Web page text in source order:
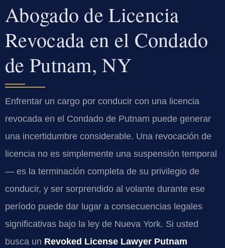
Abogado de Licencia
Revocada en el Condado
de Putnam, NY
Enfrentar un cargo por conducir con una licencia
revocada en el Condado de Putnam puede generar
una incertidumbre considerable. Una revocación de
licencia no es simplemente una suspensión temporal
— es la terminación completa de su privilegio de
conducir, y ser sorprendido al volante durante ese
período puede dar lugar a consecuencias legales
significativas bajo la ley de Nueva York. Si usted
busca un Revoked License Lawyer Putnam